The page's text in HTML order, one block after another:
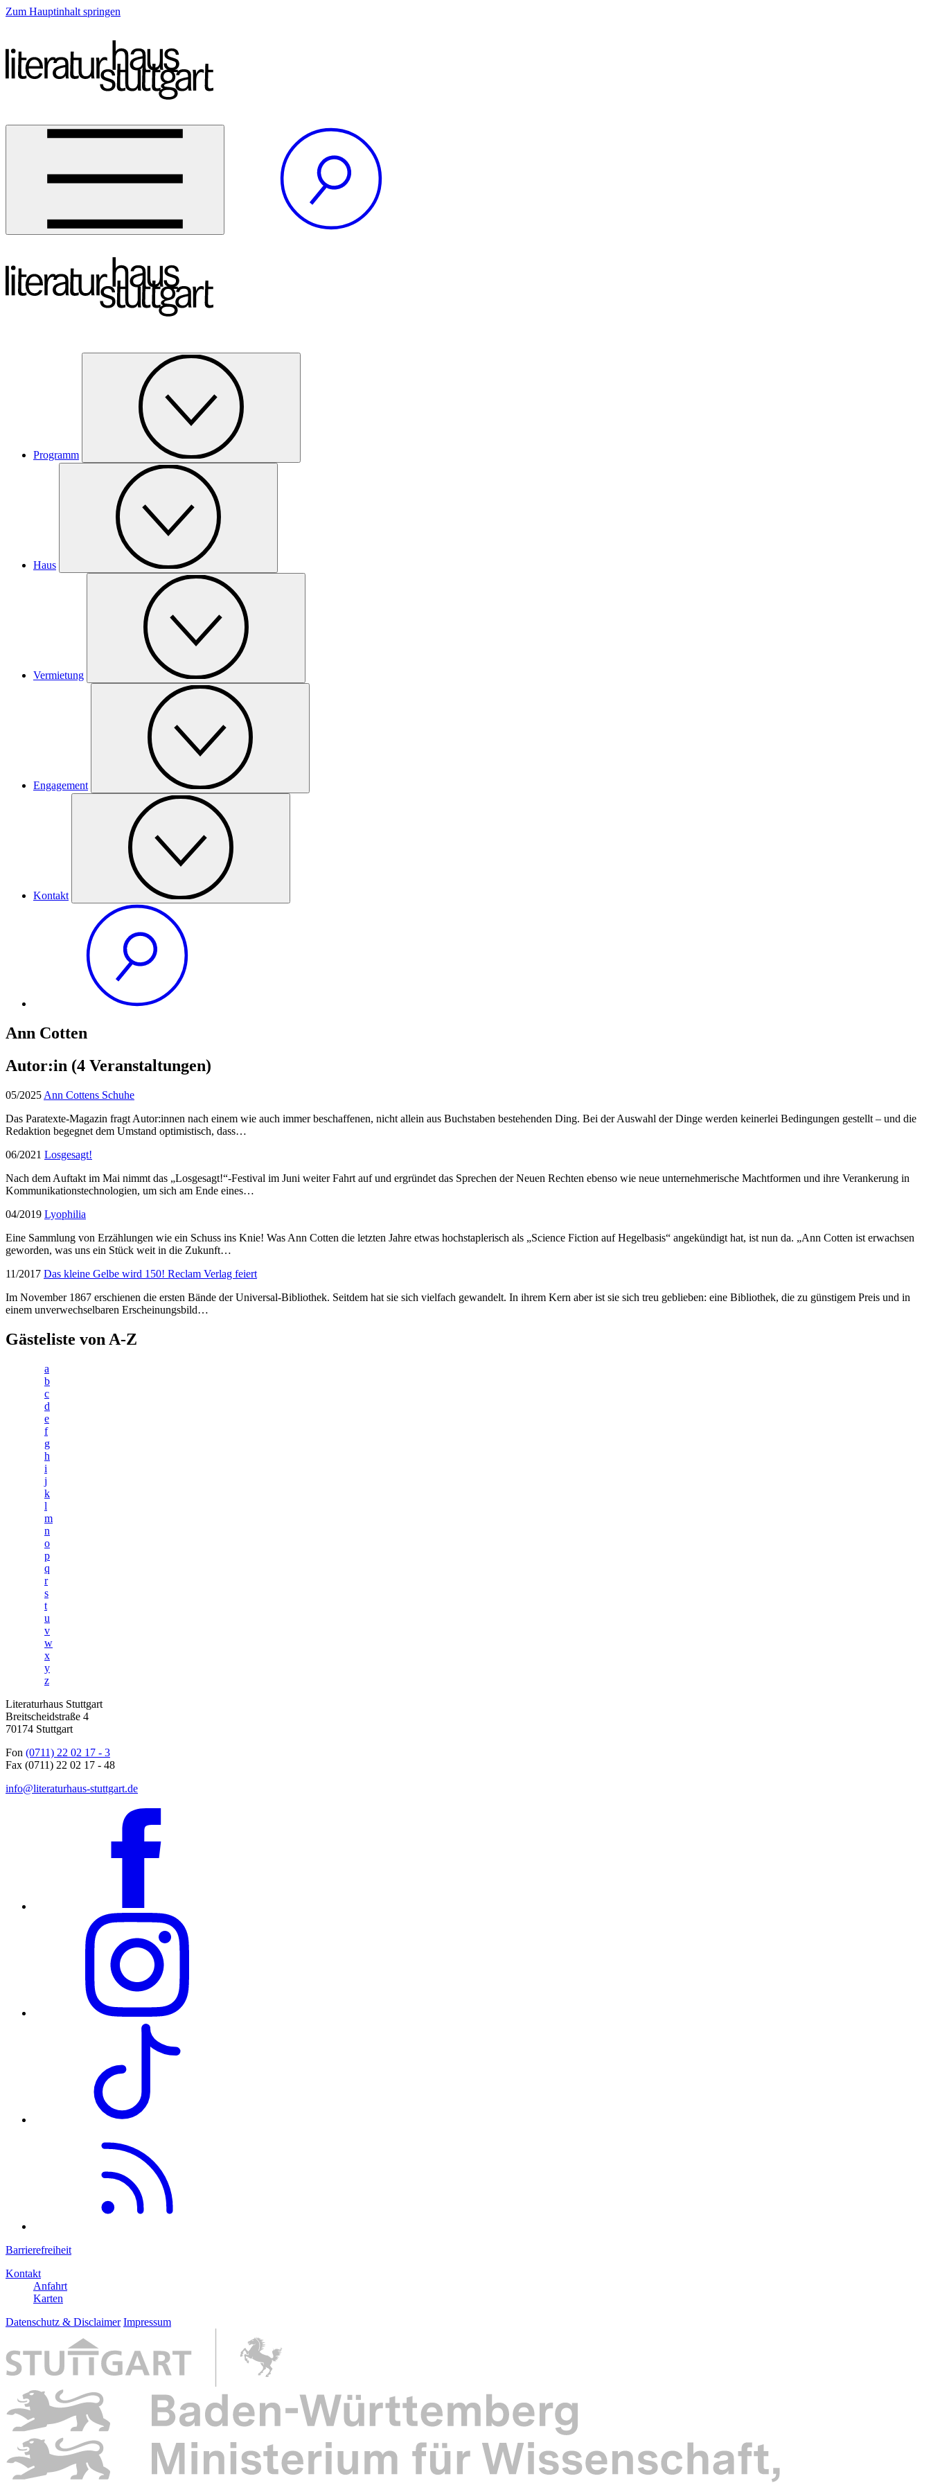
Zum Hauptinhalt springen
Programm
Haus
Vermietung
Engagement
Kontakt
Ann Cotten
Autor:in (4 Veranstaltungen)
05/2025 Ann Cottens Schuhe
Das Paratexte-Magazin fragt Autor:innen nach einem wie auch immer beschaffenen, nicht allein aus Buchstaben bestehenden Ding. Bei der Auswahl der Dinge werden keinerlei Bedingungen gestellt – und die
Redaktion begegnet dem Umstand optimistisch, dass…
06/2021 Losgesagt!
Nach dem Auftakt im Mai nimmt das „Losgesagt!“-Festival im Juni weiter Fahrt auf und ergründet das Sprechen der Neuen Rechten ebenso wie neue unternehmerische Machtformen und ihre Verankerung in
Kommunikationstechnologien, um sich am Ende eines…
04/2019 Lyophilia
Eine Sammlung von Erzählungen wie ein Schuss ins Knie! Was Ann Cotten die letzten Jahre etwas hochstaplerisch als „Science Fiction auf Hegelbasis“ angekündigt hat, ist nun da. „Ann Cotten ist erwachsen
geworden, was uns ein Stück weit in die Zukunft…
11/2017 Das kleine Gelbe wird 150! Reclam Verlag feiert
Im November 1867 erschienen die ersten Bände der Universal-Bibliothek. Seitdem hat sie sich vielfach gewandelt. In ihrem Kern aber ist sie sich treu geblieben: eine Bibliothek, die zu günstigem Preis und in
einem unverwechselbaren Erscheinungsbild…
Gästeliste von A-Z
a
b
c
d
e
f
g
h
i
j
k
l
m
n
o
p
q
r
s
t
u
v
w
x
y
z
Literaturhaus Stuttgart
Breitscheidstraße 4
70174 Stuttgart
Fon (0711) 22 02 17 - 3
Fax (0711) 22 02 17 - 48
info@literaturhaus-stuttgart.de
Barrierefreiheit
Kontakt
Anfahrt
Karten
Datenschutz & Disclaimer Impressum